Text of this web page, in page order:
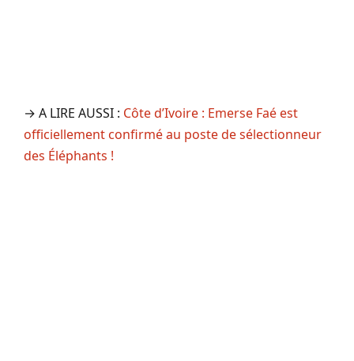
→ A LIRE AUSSI : Côte d’Ivoire : Emerse Faé est
officiellement confirmé au poste de sélectionneur
des Éléphants !